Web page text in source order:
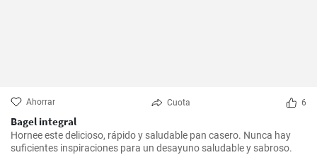
Ahorrar Cuota 6
Bagel integral
Hornee este delicioso, rápido y saludable pan casero. Nunca hay
suficientes inspiraciones para un desayuno saludable y sabroso.